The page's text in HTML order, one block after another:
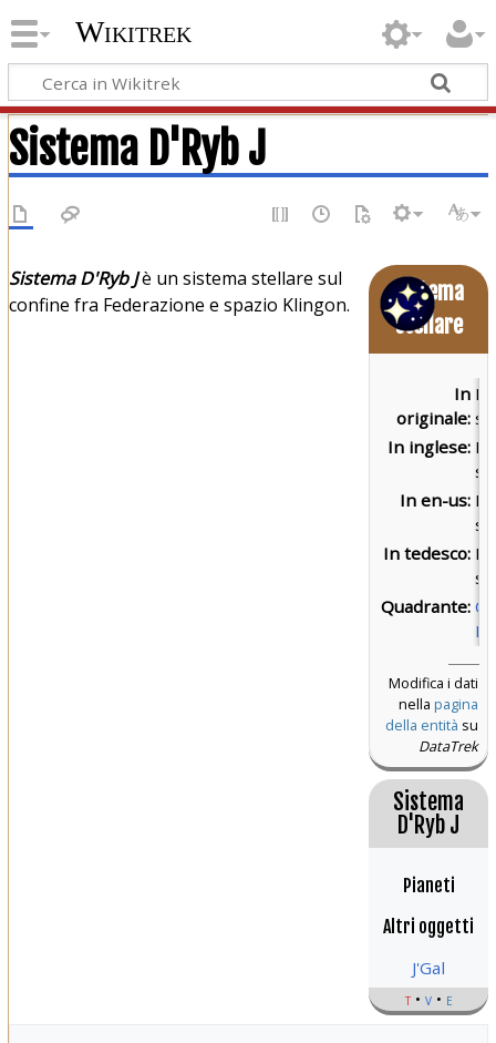
Wikitrek
Sistema D'Ryb J
Sistema
stellare
In
originale:
In inglese:
In en-us:
In tedesco:
Quadrante:
Modifica i dati
nella pagina
della entità su
DataTrek
Sistema
D'Ryb J
Pianeti
Altri oggetti
J'Gal
t v e
Sistema D'Ryb Jè un sistema stellare sul
confine fra Federazione e spazio Klingon.